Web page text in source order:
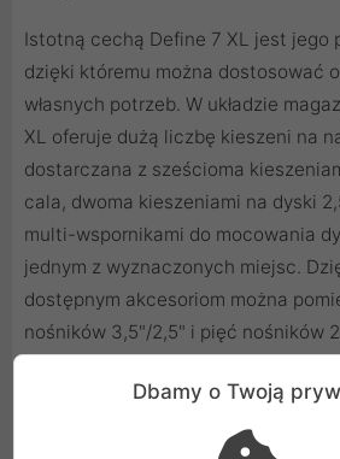
Istotną cechą Define 7 XL jest jego
dzięki któremu można dostosować
własnych potrzeb. W układzie
XL oferuje dużą liczbę kieszeni na
dostarczana z sześcioma
cala, dwoma kieszeniami na dyski
multi-wspornikami do mocowania
jednym z wyznaczonych miejsc.
dostępnym akcesoriom można
nośników 3,5"/2,5" i pięć nośników
przypadku płyta do przechowywania
uzupełnienia tacy płyty głównej. Z
Dbamy o Twoją